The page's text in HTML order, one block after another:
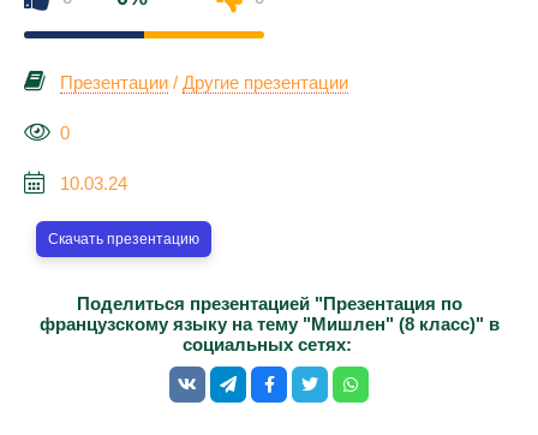
Презентации / Другие презентации
0
10.03.24
Скачать презентацию
Поделиться презентацией "Презентация по
французскому языку на тему "Мишлен" (8 класс)" в
социальных сетях: